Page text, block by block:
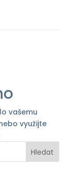
vašemu
využijte
Hledat